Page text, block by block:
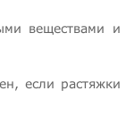
веществами и
если растяжки